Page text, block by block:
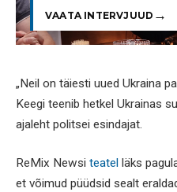
VAATA INTERVJUUD
„Neil on täiesti uued Ukraina
Keegi teenib hetkel Ukrainas
ajaleht politsei esindajat.
ReMix Newsi teatel läks
et võimud püüdsid sealt